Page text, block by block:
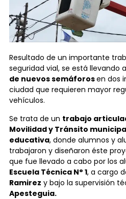
Resultado de un importante
seguridad vial, se está llevando
de nuevos semáforosen dos
ciudad que requieren mayor
vehículos.
Se trata de un trabajo
Movilidad y Tránsito
educativa, donde alumnos y
trabajaron y diseñaron éste
que fue llevado a cabo por los
Escuela Técnica N° 1, a cargo
Ramirez y bajo la supervisión
Apesteguia.